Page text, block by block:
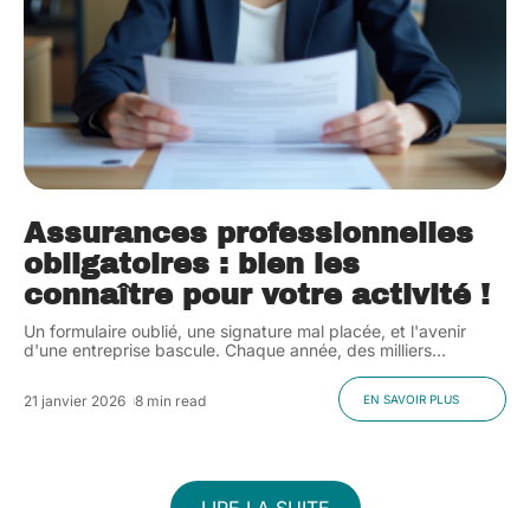
Assurances professionnelles
obligatoires : bien les
connaître pour votre activité !
Un formulaire oublié, une signature mal placée, et l'avenir
d'une entreprise bascule. Chaque année, des milliers…
21 janvier 2026 8 min read EN SAVOIR PLUS